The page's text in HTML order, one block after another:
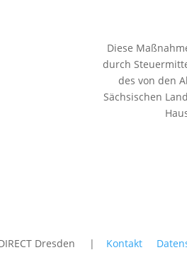
Diese
durch
des von den
Sächsischen
DIRECT Dresden | Kontakt